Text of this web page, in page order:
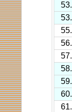
53.
53.
55.
56.
57.
58.
59.
60.
61.